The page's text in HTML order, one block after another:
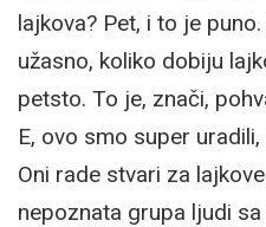
lajkova? Pet, i to je
užasno, koliko dobiju
petsto. To je, znači,
E, ovo smo super
Oni rade stvari za
nepoznata grupa ljudi